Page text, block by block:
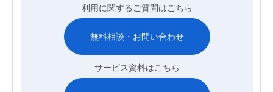
利用に関するご質問はこちら
無料相談・お問い合わせ
サービス資料はこちら